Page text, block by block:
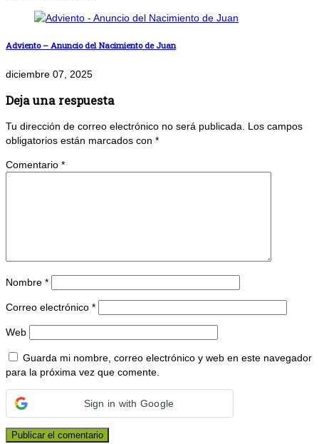
Adviento – Anuncio del Nacimiento de Juan
diciembre 07, 2025
Deja una respuesta
Tu dirección de correo electrónico no será publicada. Los campos
obligatorios están marcados con *
Comentario *
Nombre *
Correo electrónico *
Web
Guarda mi nombre, correo electrónico y web en este navegador
para la próxima vez que comente.
Sign in with Google